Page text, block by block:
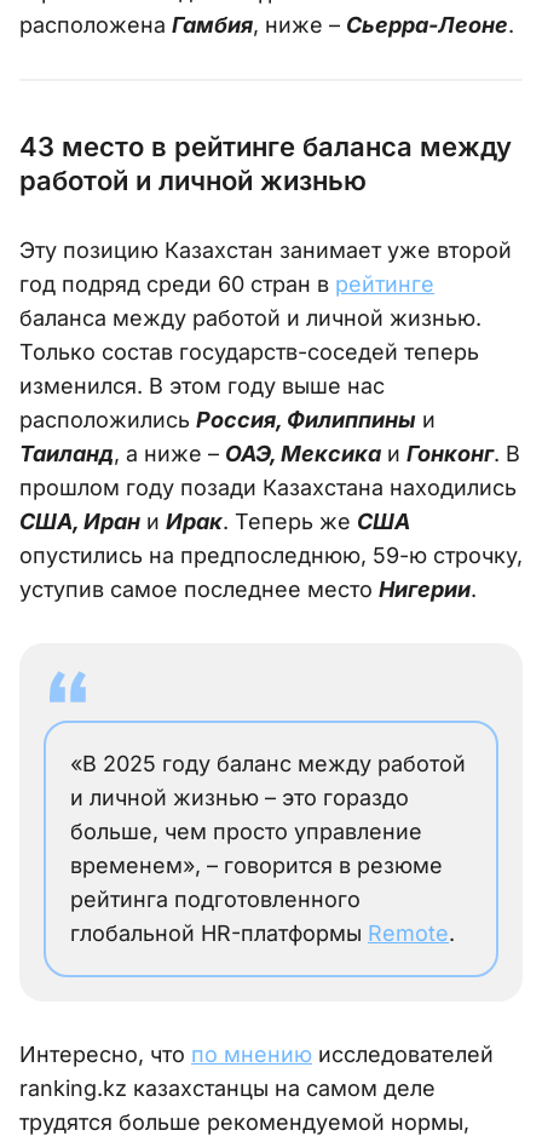
расположена Гамбия, ниже – Сьерра-Леоне.
43 место в рейтинге баланса между
работой и личной жизнью
Эту позицию Казахстан занимает уже второй
год подряд среди 60 стран в рейтинге
баланса между работой и личной жизнью.
Только состав государств-соседей теперь
изменился. В этом году выше нас
расположились Россия, Филиппины и
Таиланд, а ниже – ОАЭ, Мексика и Гонконг. В
прошлом году позади Казахстана находились
США, Иран и Ирак. Теперь же США
опустились на предпоследнюю, 59-ю строчку,
уступив самое последнее место Нигерии.
«В 2025 году баланс между работой
и личной жизнью – это гораздо
больше, чем просто управление
временем», – говорится в резюме
рейтинга подготовленного
глобальной HR-платформы Remote.
Интересно, что по мнению исследователей
ranking.kz казахстанцы на самом деле
трудятся больше рекомендуемой нормы,